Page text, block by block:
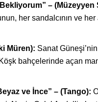
– (Müzeyyen
her sandalcının ve
Müren): Sanat
Köşk bahçelerinde açan
ve İnce” – (Tango):